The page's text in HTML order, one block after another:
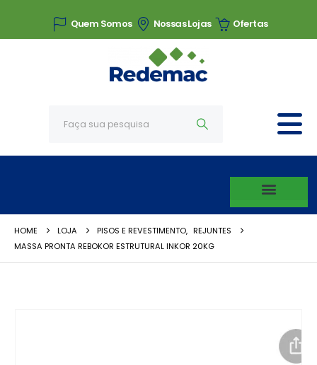
Quem Somos Nossas Lojas Ofertas
HOME LOJA PISOS E REVESTIMENTO, REJUNTES
MASSA PRONTA REBOKOR ESTRUTURAL INKOR 20KG